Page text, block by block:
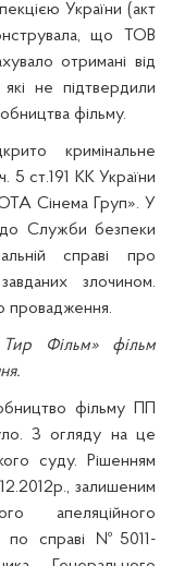
України (акт
що ТОВ
отримані від
не підтвердили
фільму.
кримінальне
ст.191 КК України
Сінема Груп». У
Служби безпеки
справі про
злочином.
провадження.
Тир Фільм» фільм
фільму ПП
З огляду на це
суду. Рішенням
залишеним
апеляційного
по справі №5011-